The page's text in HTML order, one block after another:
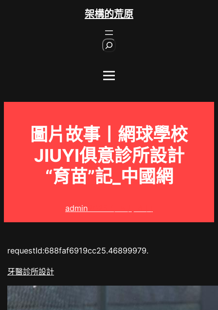
架構的荒原
圖片故事丨網球學校
JIUYI俱意診所設計
“育苗”記_中國網
admin
requestId:688faf6919cc25.46899979.
牙醫診所設計